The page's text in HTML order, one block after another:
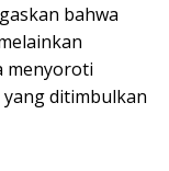
bahwa
menyoroti
ditimbulkan